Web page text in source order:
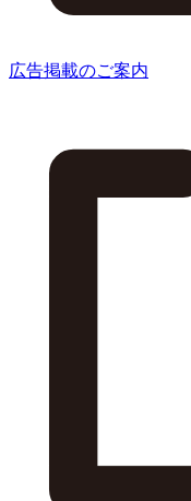
広告掲載のご案内